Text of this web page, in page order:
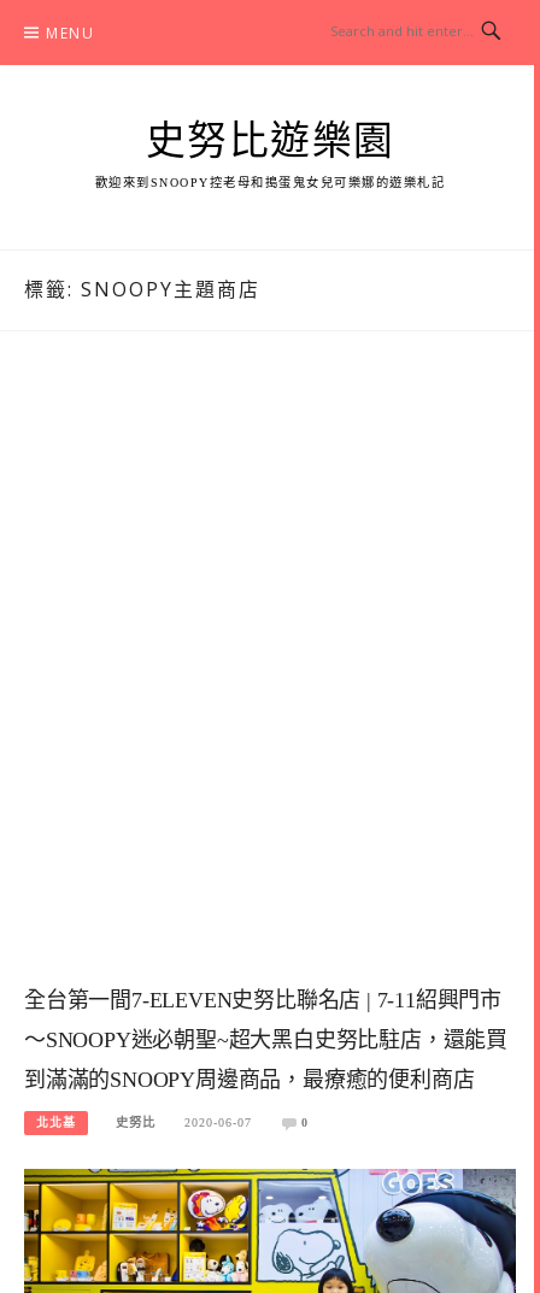
content
MENU
史努比遊樂園
歡迎來到SNOOPY控老母和搗蛋鬼女兒可樂娜的遊樂札記
標籤: SNOOPY主題商店
全台第一間7-ELEVEN史努比聯名店 | 7-11紹興門市
～SNOOPY迷必朝聖~超大黑白史努比駐店，還能買
到滿滿的SNOOPY周邊商品，最療癒的便利商店
北北基 史努比 2020-06-07 0